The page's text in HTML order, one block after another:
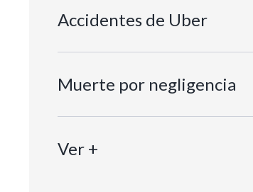
Accidentes de Uber
Muerte por negligencia
Ver +